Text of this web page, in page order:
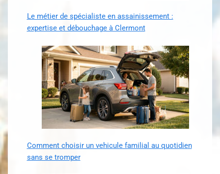
Le métier de spécialiste en assainissement :
expertise et débouchage à Clermont
Comment choisir un vehicule familial au quotidien
sans se tromper